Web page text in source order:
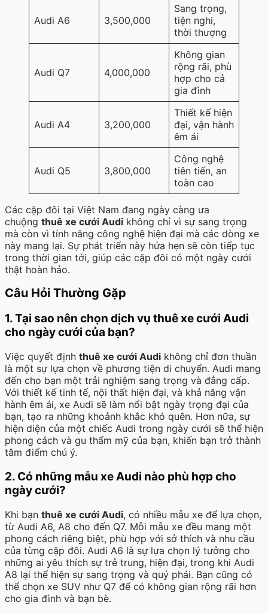
Audi A6 3,500,000
Sang trọng,
tiện nghi,
thời thượng
Audi Q7 4,000,000
Không gian
rộng rãi, phù
hợp cho cả
gia đình
Audi A4 3,200,000
Thiết kế hiện
đại, vận hành
êm ái
Audi Q5 3,800,000
Công nghệ
tiên tiến, an
toàn cao
Các cặp đôi tại Việt Nam đang ngày càng ưa
chuộng thuê xe cưới Audi không chỉ vì sự sang trọng
mà còn vì tính năng công nghệ hiện đại mà các dòng xe
này mang lại. Sự phát triển này hứa hẹn sẽ còn tiếp tục
trong thời gian tới, giúp các cặp đôi có một ngày cưới
thật hoàn hảo.
Câu Hỏi Thường Gặp
1. Tại sao nên chọn dịch vụ thuê xe cưới Audi
cho ngày cưới của bạn?
Việc quyết định thuê xe cưới Audi không chỉ đơn thuần
là một sự lựa chọn về phương tiện di chuyển. Audi mang
đến cho bạn một trải nghiệm sang trọng và đẳng cấp.
Với thiết kế tinh tế, nội thất hiện đại, và khả năng vận
hành êm ái, xe Audi sẽ làm nổi bật ngày trọng đại của
bạn, tạo ra những khoảnh khắc khó quên. Hơn nữa, sự
hiện diện của một chiếc Audi trong ngày cưới sẽ thể hiện
phong cách và gu thẩm mỹ của bạn, khiến bạn trở thành
tâm điểm chú ý.
2. Có những mẫu xe Audi nào phù hợp cho
ngày cưới?
Khi bạn thuê xe cưới Audi, có nhiều mẫu xe để lựa chọn,
từ Audi A6, A8 cho đến Q7. Mỗi mẫu xe đều mang một
phong cách riêng biệt, phù hợp với sở thích và nhu cầu
của từng cặp đôi. Audi A6 là sự lựa chọn lý tưởng cho
những ai yêu thích sự trẻ trung, hiện đại, trong khi Audi
A8 lại thể hiện sự sang trọng và quý phái. Bạn cũng có
thể chọn xe SUV như Q7 để có không gian rộng rãi hơn
cho gia đình và bạn bè.